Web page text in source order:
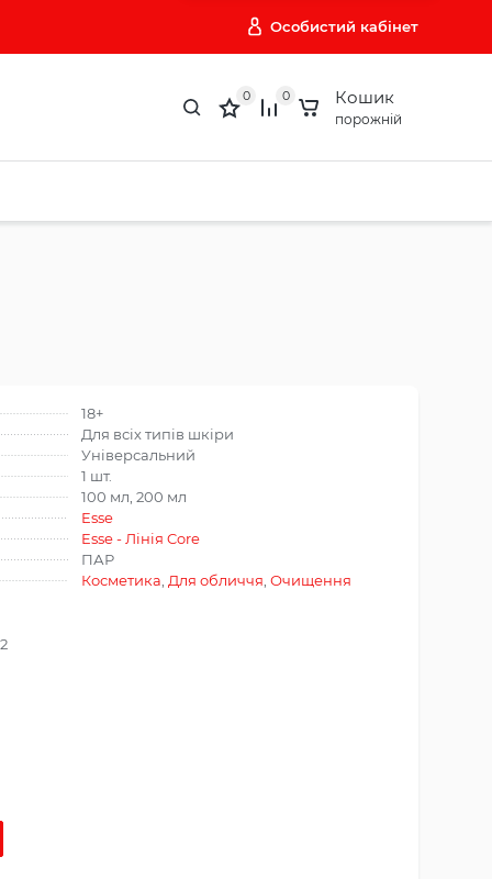
Особистий кабінет
0 0 Кошик
порожній
18+
Для всіх типів шкіри
Універсальний
1 шт.
100 мл, 200 мл
Esse
Esse - Лінія Core
ПАР
Косметика Для обличчя Очищення